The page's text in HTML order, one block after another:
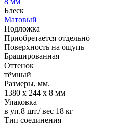
Блеск
Матовый
Подложка
Приобретается отдельно
Поверхность на ощупь
Брашированная
Оттенок
тёмный
Размеры, мм.
1380 х 244 х 8 мм
Упаковка
в уп.8 шт./ вес 18 кг
Тип соединения